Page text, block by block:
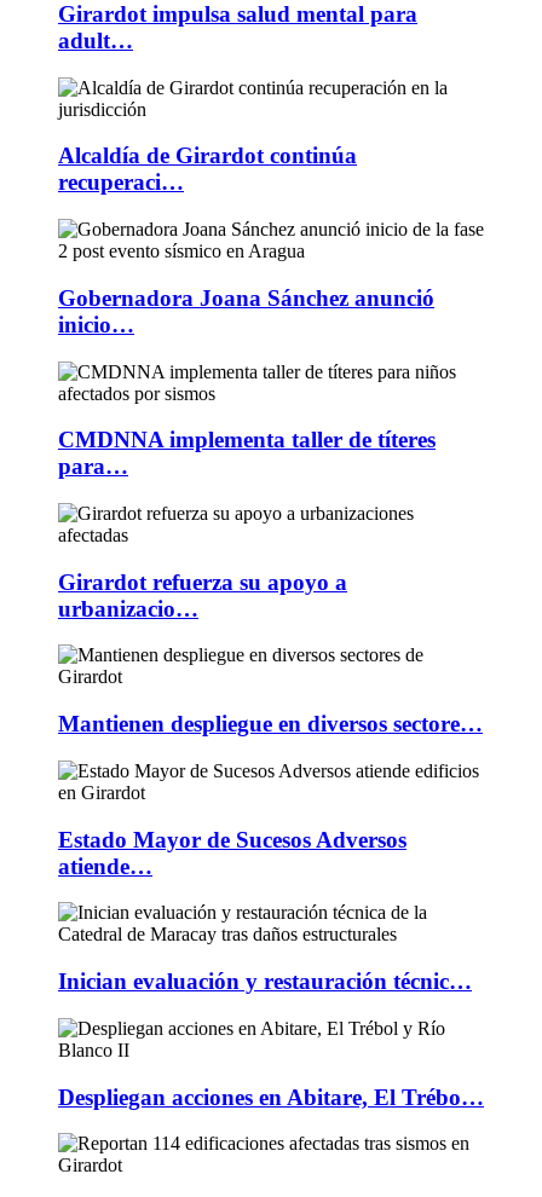
Girardot impulsa salud mental para
adult…
Alcaldía de Girardot continúa
recuperaci…
Gobernadora Joana Sánchez anunció
inicio…
CMDNNA implementa taller de títeres
para…
Girardot refuerza su apoyo a
urbanizacio…
Mantienen despliegue en diversos sectore…
Estado Mayor de Sucesos Adversos
atiende…
Inician evaluación y restauración técnic…
Despliegan acciones en Abitare, El Trébo…